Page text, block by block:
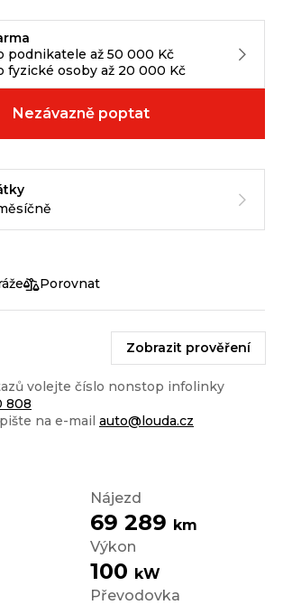
Nájezd
69 289 km
Výkon
100 kW
Převodovka
podnikatele až 50 000 Kč
fyzické osoby až 20 000 Kč
Nezávazně poptat
Porovnat
Zobrazit prověření
volejte číslo nonstop infolinky
808
na e-mail auto@louda.cz